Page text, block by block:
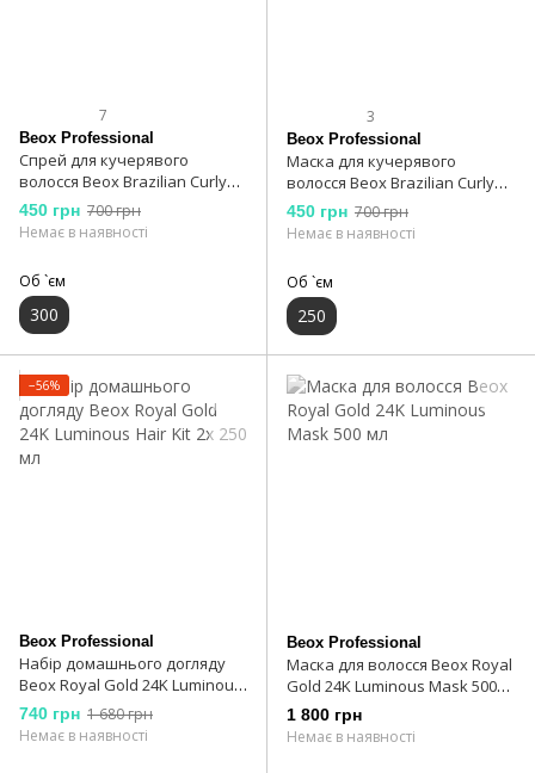
7
Beox Professional
Спрей для кучерявого
волосся Beox Brazilian Curly
Spray 300 мл
450 грн 700 грн
Немає в наявності
Об `єм
300
3
Beox Professional
Маска для кучерявого
волосся Beox Brazilian Curly
Mask 250 мл
450 грн 700 грн
Немає в наявності
Об `єм
250
−56%
Beox Professional
Набір домашнього догляду
Beox Royal Gold 24K Luminous
Hair Kit 2х 250 мл
740 грн 1 680 грн
Немає в наявності
Beox Professional
Маска для волосся Beox Royal
Gold 24K Luminous Mask 500
мл
1 800 грн
Немає в наявності